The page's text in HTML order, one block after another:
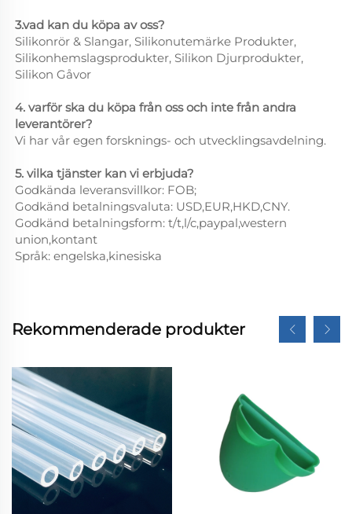
3.vad kan du köpa av oss?
Silikonrör & Slangar, Silikonutemärke Produkter,
Silikonhemslagsprodukter, Silikon Djurprodukter,
Silikon Gåvor
4. varför ska du köpa från oss och inte från andra
leverantörer?
Vi har vår egen forsknings- och utvecklingsavdelning.
5. vilka tjänster kan vi erbjuda?
Godkända leveransvillkor: FOB;
Godkänd betalningsvaluta: USD,EUR,HKD,CNY.
Godkänd betalningsform: t/t,l/c,paypal,western
union,kontant
Språk: engelska,kinesiska
Rekommenderade produkter